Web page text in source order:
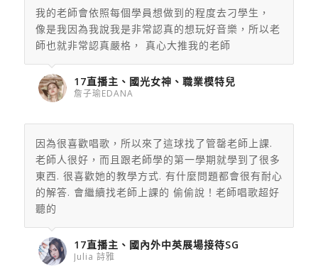
我的老師會依照每個學員想做到的程度去刁學生，
像是我因為我說我是非常認真的想玩好音樂，所以老
師也就非常認真嚴格， 真心大推我的老師
17直播主、國光女神、職業模特兒
詹子瑜EDANA
因為很喜歡唱歌，所以來了這球找了管罄老師上課.
老師人很好，而且跟老師學的第一學期就學到了很多
東西. 很喜歡她的教學方式. 有什麼問題都會很有耐心
的解答. 會繼續找老師上課的 偷偷說！老師唱歌超好
聽的
17直播主、國內外中英展場接待SG
Julia 詩雅